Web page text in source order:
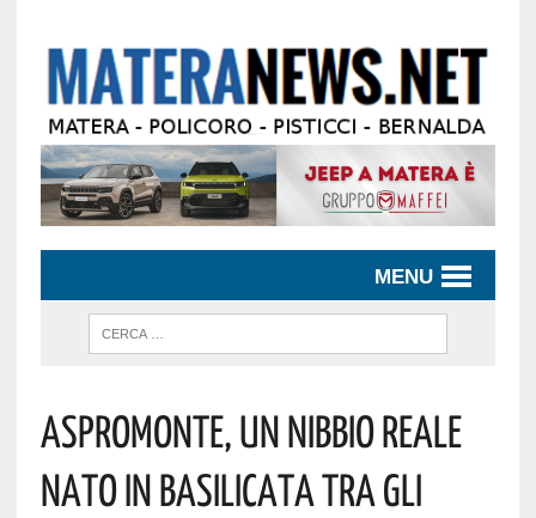
MENU
Aspromonte, Un Nibbio Reale
Nato In Basilicata Tra Gli